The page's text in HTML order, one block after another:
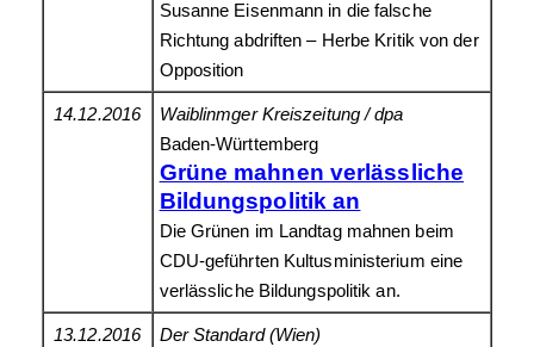
Susanne Eisenmann in die falsche
Richtung abdriften – Herbe Kritik von der
Opposition
14.12.2016
Waiblinmger Kreiszeitung / dpa
Baden-Württemberg
Grüne mahnen verlässliche
Bildungspolitik an
Die Grünen im Landtag mahnen beim
CDU-geführten Kultusministerium eine
verlässliche Bildungspolitik an.
13.12.2016
Der Standard (Wien)